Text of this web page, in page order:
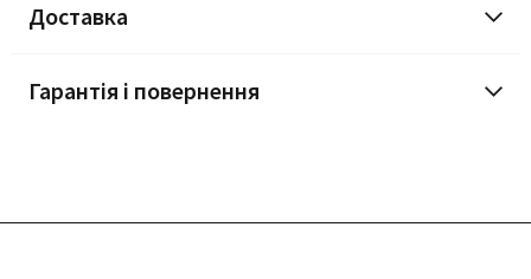
Доставка
Гарантія і повернення